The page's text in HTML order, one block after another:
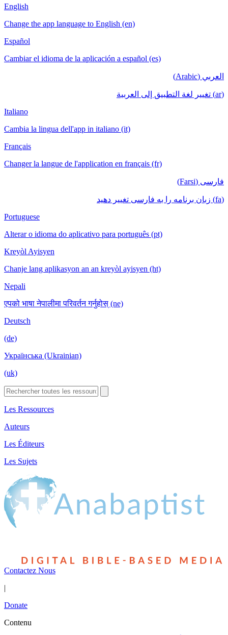
English
Change the app language to English (en)
Español
Cambiar el idioma de la aplicación a español (es)
العربي (Arabic)
(ar) تغيير لغة التطبيق إلى العربية
Italiano
Cambia la lingua dell'app in italiano (it)
Français
Changer la langue de l'application en français (fr)
فارسی (Farsi)
(fa) زبان برنامه را به فارسی تغییر دهید
Portuguese
Alterar o idioma do aplicativo para português (pt)
Kreyòl Ayisyen
Chanje lang aplikasyon an an kreyòl ayisyen (ht)
Nepali
एपको भाषा नेपालीमा परिवर्तन गर्नुहोस् (ne)
Deutsch
(de)
Українська (Ukrainian)
(uk)
Les Ressources
Auteurs
Les Éditeurs
Les Sujets
Contactez Nous
|
Donate
Contenu